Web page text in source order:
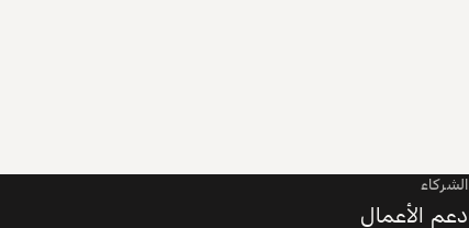
الشركاء
دعم الأعمال